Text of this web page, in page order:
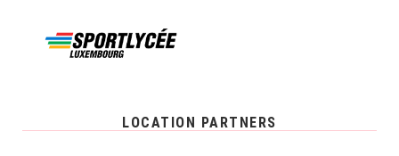
LOCATION PARTNERS